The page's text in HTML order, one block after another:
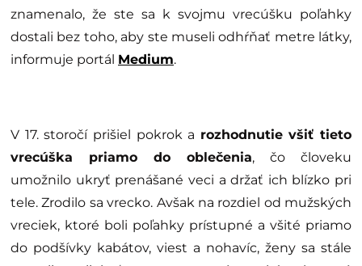
znamenalo, že ste sa k svojmu vrecúšku poľahky
dostali bez toho, aby ste museli odhŕňať metre látky,
informuje portál Medium.
V 17. storočí prišiel pokrok a rozhodnutie všiť tieto
vrecúška priamo do oblečenia, čo človeku
umožnilo ukryť prenášané veci a držať ich blízko pri
tele. Zrodilo sa vrecko. Avšak na rozdiel od mužských
vreciek, ktoré boli poľahky prístupné a všité priamo
do podšívky kabátov, viest a nohavíc, ženy sa stále